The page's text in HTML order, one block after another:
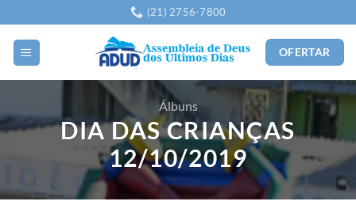
content
(21) 2756-7800
OFERTAR
Álbuns
DIA DAS CRIANÇAS
12/10/2019